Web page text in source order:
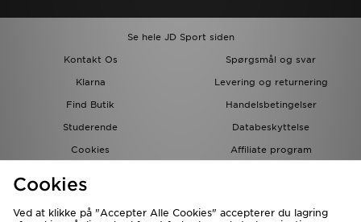
Se hele JD Sport siden
Kontakt Os
Spørgsmål og svar
Klarna
Levering og returnering
Find Butik
Handelsbetingelser
Studerende
Databeskyttelse
Cookies
Affiliate program
Cookies
Ved at klikke på "Accepter Alle Cookies" accepterer du lagring